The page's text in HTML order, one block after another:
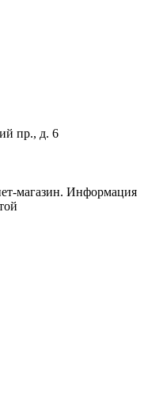
пр., д. 6
магазин. Информация